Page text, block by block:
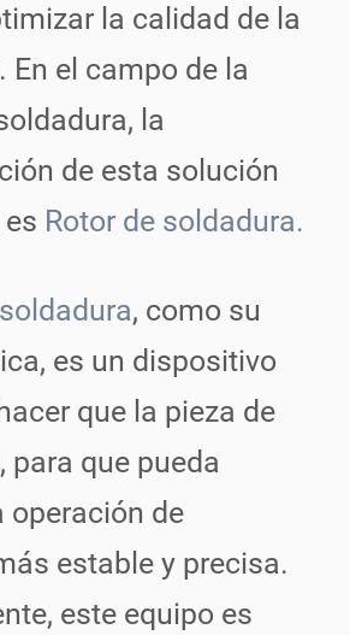
la calidad de la
En el campo de la
la
de esta solución
Rotor de soldadura.
, como su
es un dispositivo
que la pieza de
para que pueda
operación de
estable y precisa.
este equipo es